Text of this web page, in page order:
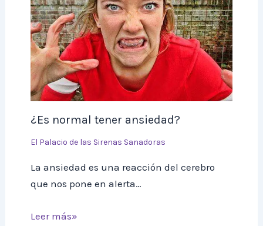
¿Es normal tener ansiedad?
El Palacio de las Sirenas Sanadoras
La ansiedad es una reacción del cerebro
que nos pone en alerta…
Leer más»